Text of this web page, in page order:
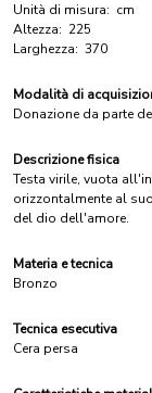
Unità di misura: cm
Altezza: 225
Larghezza: 370
Modalità di
Donazione da parte
Descrizione fisica
Testa virile, vuota
orizzontalmente al
del dio dell'amore.
Materia e tecnica
Bronzo
Tecnica esecutiva
Cera persa